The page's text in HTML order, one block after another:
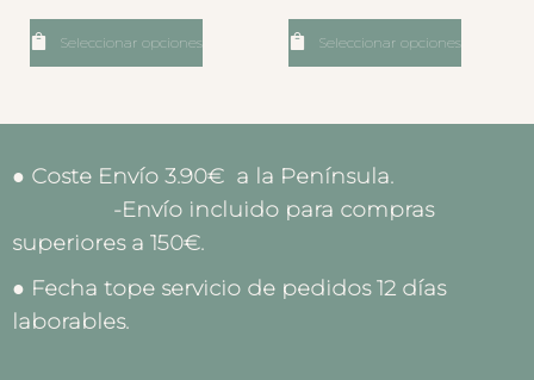
Seleccionar opciones Seleccionar opciones
● Coste Envío 3.90€ a la Península.
-Envío incluido para compras
superiores a 150€.
● Fecha tope servicio de pedidos 12 días
laborables.